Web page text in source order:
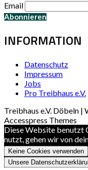
Email
INFORMATION
Datenschutz
Impressum
Jobs
Pro Treibhaus e.V.
Treibhaus e.V. Döbeln |
Accesspress Themes
Diese Website benutzt
nutzt, gehen wir von
Keine Cookies verwenden
Unsere